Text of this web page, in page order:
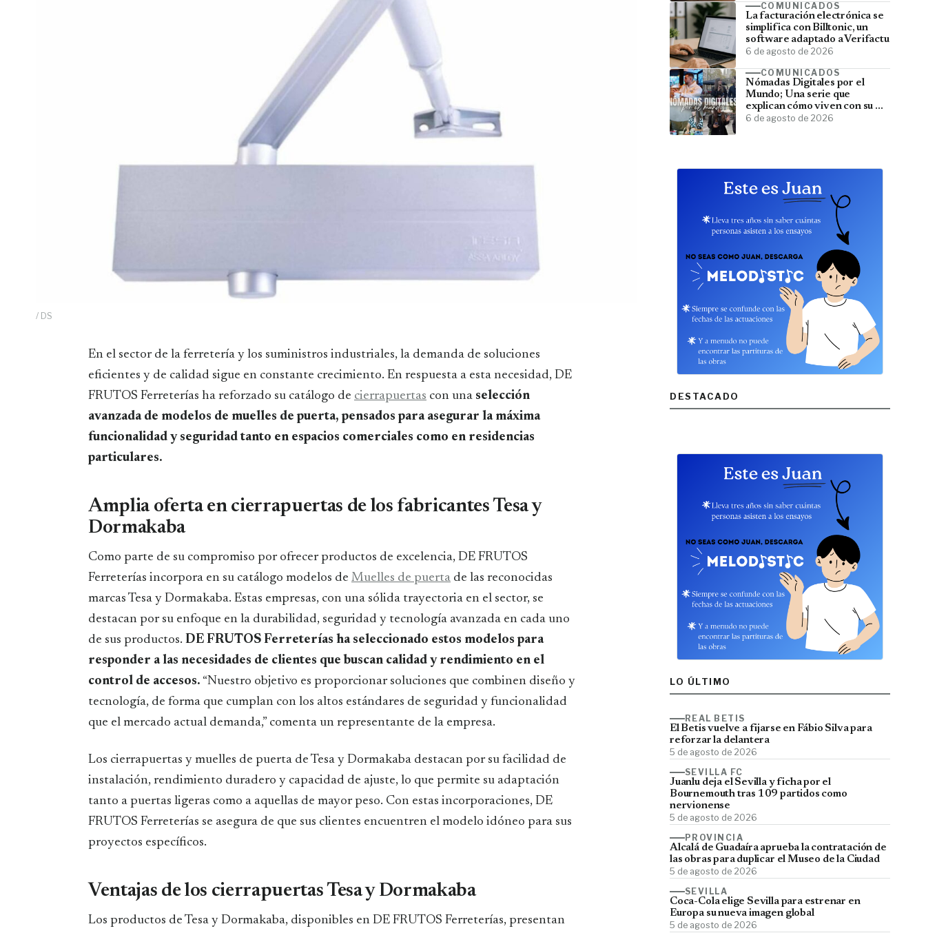
/ DS
En el sector de la ferretería y los suministros industriales, la demanda de soluciones
eficientes y de calidad sigue en constante crecimiento. En respuesta a esta necesidad, DE
FRUTOS Ferreterías ha reforzado su catálogo de cierrapuertas con una selección
avanzada de modelos de muelles de puerta, pensados para asegurar la máxima
funcionalidad y seguridad tanto en espacios comerciales como en residencias
particulares.
Amplia oferta en cierrapuertas de los fabricantes Tesa y
Dormakaba
Como parte de su compromiso por ofrecer productos de excelencia, DE FRUTOS
Ferreterías incorpora en su catálogo modelos de Muelles de puerta de las reconocidas
marcas Tesa y Dormakaba. Estas empresas, con una sólida trayectoria en el sector, se
destacan por su enfoque en la durabilidad, seguridad y tecnología avanzada en cada uno
de sus productos. DE FRUTOS Ferreterías ha seleccionado estos modelos para
responder a las necesidades de clientes que buscan calidad y rendimiento en el
control de accesos. “Nuestro objetivo es proporcionar soluciones que combinen diseño y
tecnología, de forma que cumplan con los altos estándares de seguridad y funcionalidad
que el mercado actual demanda,” comenta un representante de la empresa.
Los cierrapuertas y muelles de puerta de Tesa y Dormakaba destacan por su facilidad de
instalación, rendimiento duradero y capacidad de ajuste, lo que permite su adaptación
tanto a puertas ligeras como a aquellas de mayor peso. Con estas incorporaciones, DE
FRUTOS Ferreterías se asegura de que sus clientes encuentren el modelo idóneo para sus
proyectos específicos.
Ventajas de los cierrapuertas Tesa y Dormakaba
Los productos de Tesa y Dormakaba, disponibles en DE FRUTOS Ferreterías, presentan
COMUNICADOS
La facturación electrónica se
simplifica con Billtonic, un
software adaptado a Verifactu
6 de agosto de 2026
COMUNICADOS
Nómadas Digitales por el
Mundo; Una serie que
explican cómo viven con su PC
y viajan por el mundo
6 de agosto de 2026
DESTACADO
LO ÚLTIMO
REAL BETIS
El Betis vuelve a fijarse en Fábio Silva para
reforzar la delantera
5 de agosto de 2026
SEVILLA FC
Juanlu deja el Sevilla y ficha por el
Bournemouth tras 109 partidos como
nervionense
5 de agosto de 2026
PROVINCIA
Alcalá de Guadaíra aprueba la contratación de
las obras para duplicar el Museo de la Ciudad
5 de agosto de 2026
SEVILLA
Coca-Cola elige Sevilla para estrenar en
Europa su nueva imagen global
5 de agosto de 2026